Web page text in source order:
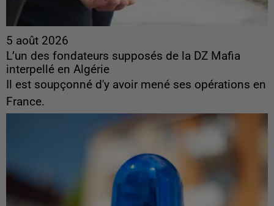
5 août 2026
L’un des fondateurs supposés de la DZ Mafia
interpellé en Algérie
Il est soupçonné d'y avoir mené ses opérations en
France.